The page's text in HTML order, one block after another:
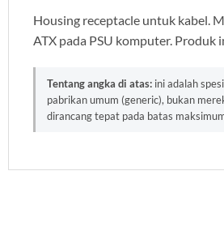
Housing receptacle untuk kabel.
ATX pada PSU komputer. Produk
Tentang angka di atas: ini adalah
pabrikan umum (generic), bukan
dirancang tepat pada batas